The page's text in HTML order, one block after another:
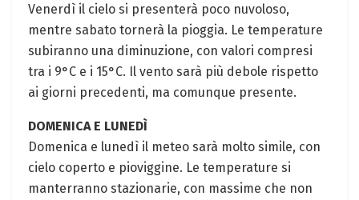
Venerdì il cielo si presenterà poco nuvoloso,
mentre sabato tornerà la pioggia. Le temperature
subiranno una diminuzione, con valori compresi
tra i 9°C e i 15°C. Il vento sarà più debole rispetto
ai giorni precedenti, ma comunque presente.
DOMENICA E LUNEDÌ
Domenica e lunedì il meteo sarà molto simile, con
cielo coperto e pioviggine. Le temperature si
manterranno stazionarie, con massime che non